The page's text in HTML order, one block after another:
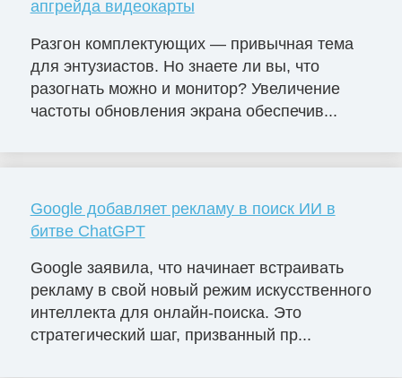
апгрейда видеокарты
Разгон комплектующих — привычная тема
для энтузиастов. Но знаете ли вы, что
разогнать можно и монитор? Увеличение
частоты обновления экрана обеспечив...
Google добавляет рекламу в поиск ИИ в
битве ChatGPT
Google заявила, что начинает встраивать
рекламу в свой новый режим искусственного
интеллекта для онлайн-поиска. Это
стратегический шаг, призванный пр...